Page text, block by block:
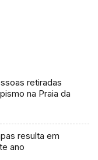
retiradas
na Praia da
resulta em
ano